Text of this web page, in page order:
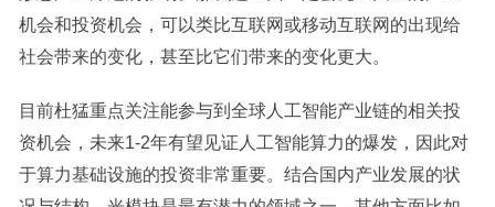
机会和投资机会，可以类比互联网或移动互联网的出现给
社会带来的变化，甚至比它们带来的变化更大。
目前杜猛重点关注能参与到全球人工智能产业链的相关投
资机会，未来1-2年有望见证人工智能算力的爆发，因此对
于算力基础设施的投资非常重要。结合国内产业发展的状